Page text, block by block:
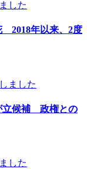
した
2018年以来、2度
ました
立候補 政権との
した